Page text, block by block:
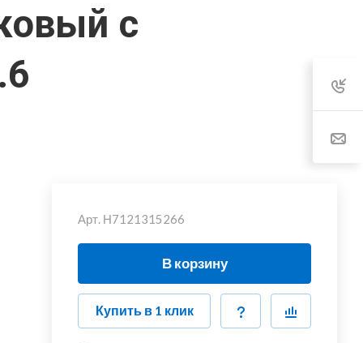
с
Арт. Н7121315266
В корзину
Купить в 1 клик